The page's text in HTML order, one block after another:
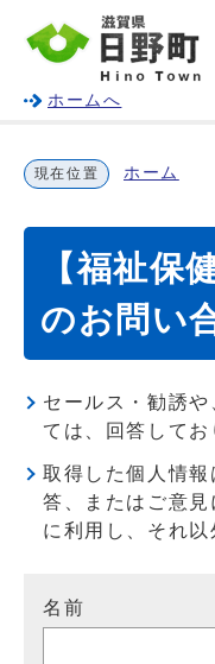
ホームへ
現在位置 ホーム
【福祉保
のお問い
セールス・勧誘
ては、回答してお
取得した個人情報
答、またはご意
に利用し、それ以
名前